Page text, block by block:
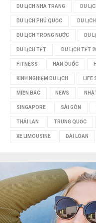
DU LỊCH NHA TRANG DU
DU LỊCH PHÚ QUỐC DU
DU LỊCH TRONG NƯỚC DU
DU LỊCH TẾT DU LỊCH TẾT
FITNESS HÀN QUỐC
KINH NGHIỆM DU LỊCH LIFE
MIỀN BẮC NEWS
SINGAPORE SÀI GÒN
THÁI LAN TRUNG QUỐC
XE LIMOUSINE ĐÀI LOAN